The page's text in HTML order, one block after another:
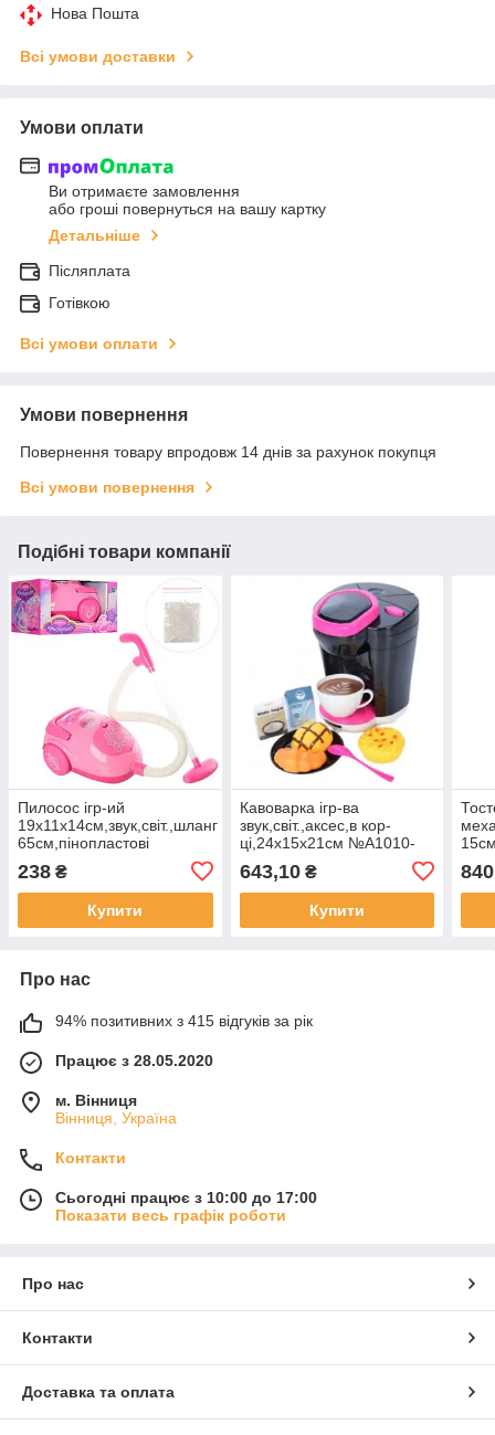
Нова Пошта
Всі умови доставки
Умови оплати
Ви отримаєте замовлення
або гроші повернуться на вашу картку
Детальніше
Післяплата
Готівкою
Всі умови оплати
Умови повернення
Повернення товару впродовж 14 днів за рахунок покупця
Всі умови повернення
Подібні товари компанії
Пилосос ігр-ий
19х11х14см,звук,світ.,шланг
65см,пінопластові
ці,24х14,5х14см
№1538(36)
238 ₴
Купити
Кавоварка ігр-ва
звук,світ.,аксес,в кор-
ці,24х15х21см №A1010-
643,10₴
Купити
Про нас
94% позитивних з 415 відгуків за рік
Працює з 28.05.2020
м. Вінниця
Вінниця, Україна
Контакти
Сьогодні працює з 10:00 до 17:00
Показати весь графік роботи
Про нас
Контакти
Доставка та оплата